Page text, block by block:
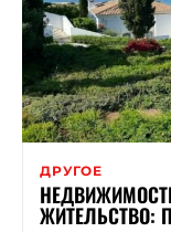
ДРУГОЕ
ЖИТЕЛЬСТВО: